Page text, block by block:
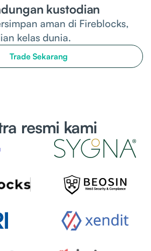
kustodian
aman di Fireblocks,
kelas dunia.
Trade Sekarang
resmi kami